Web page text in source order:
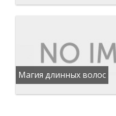
Магия длинных волос